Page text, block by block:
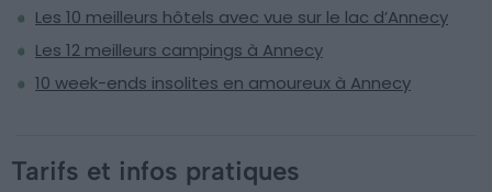
Les 10 meilleurs hôtels avec vue sur le lac d’Annecy
Les 12 meilleurs campings à Annecy
10 week-ends insolites en amoureux à Annecy
Tarifs et infos pratiques